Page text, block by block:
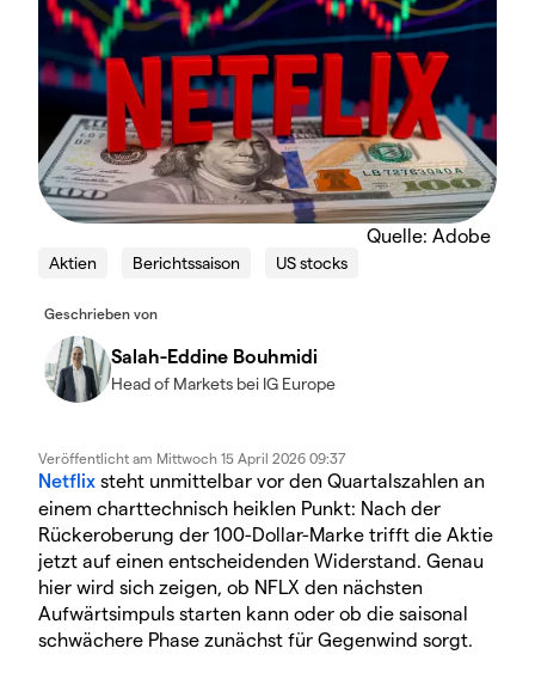
Quelle: Adobe
Aktien Berichtssaison US stocks
Geschrieben von
Salah-Eddine Bouhmidi
Head of Markets bei IG Europe
Veröffentlicht am Mittwoch 15 April 2026 09:37
Netflix steht unmittelbar vor den Quartalszahlen an
einem charttechnisch heiklen Punkt: Nach der
Rückeroberung der 100-Dollar-Marke trifft die Aktie
jetzt auf einen entscheidenden Widerstand. Genau
hier wird sich zeigen, ob NFLX den nächsten
Aufwärtsimpuls starten kann oder ob die saisonal
schwächere Phase zunächst für Gegenwind sorgt.